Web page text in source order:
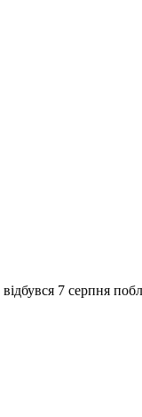
7 серпня